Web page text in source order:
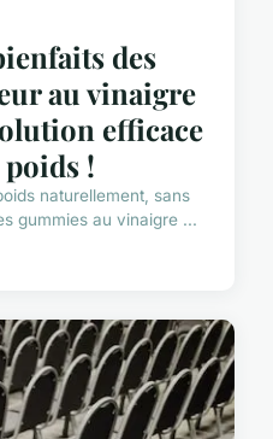
des
au vinaigre
efficace
!
naturellement, sans
gummies au vinaigre ...